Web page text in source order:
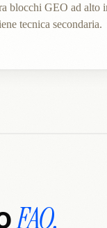
blocchi GEO ad alto
tecnica secondaria.
FAQ.